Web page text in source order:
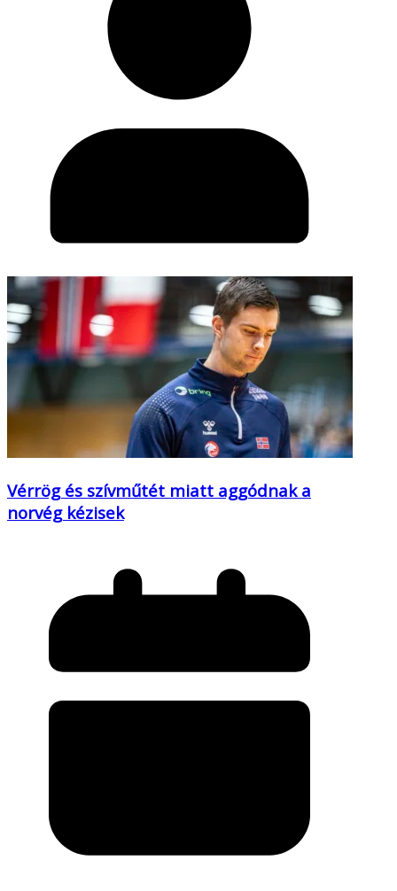
Vérrög és szívműtét miatt aggódnak a
norvég kézisek